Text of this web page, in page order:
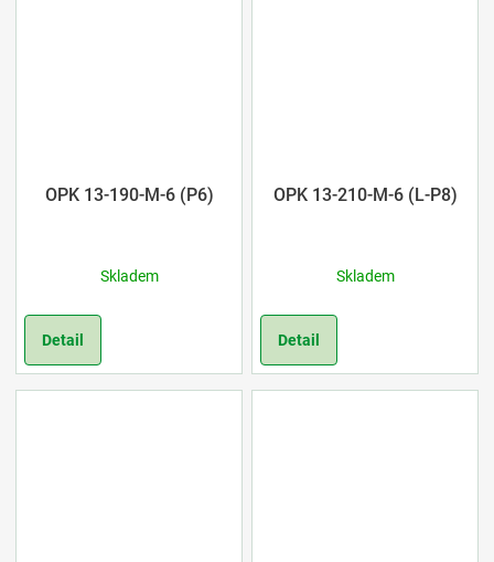
OPK 13-190-M-6 (P6)
Skladem
Detail
OPK 13-210-M-6 (L-P8)
Skladem
Detail